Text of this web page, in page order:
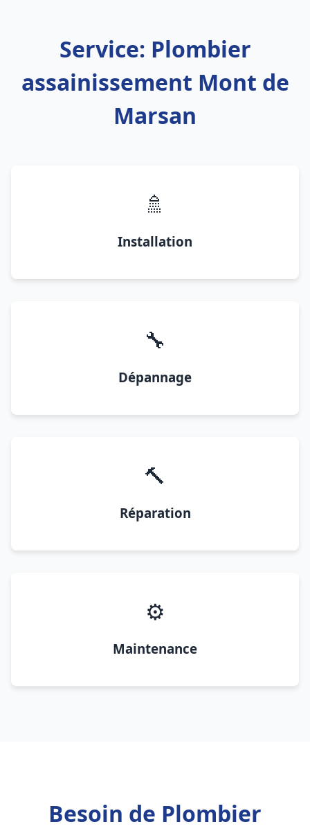
Service: Plombier
assainissement Mont de
Marsan
🚿
Installation
🔧
Dépannage
🔨
Réparation
⚙️
Maintenance
Besoin de Plombier